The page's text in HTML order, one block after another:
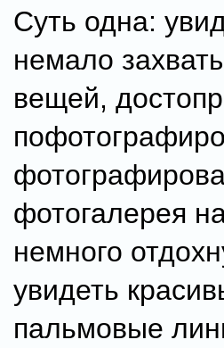
Суть одна:
немало
вещей,
фотогалерея
немного
увидеть
пальмовые